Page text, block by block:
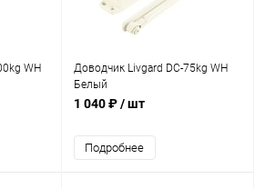
WH
Доводчик Livgard DC-75kg WH
Белый
1 040 ₽/ шт
Подробнее